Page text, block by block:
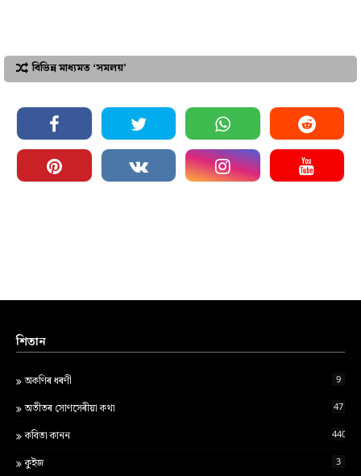
বিভিন্ন মাধ্যমত ‘সমলয়’
শিতান
অকণিৰ ধৰণী 9
অতীতৰ সোণসেৰীয়া কথা 47
কবিতা কানন 440
কুইজ 3